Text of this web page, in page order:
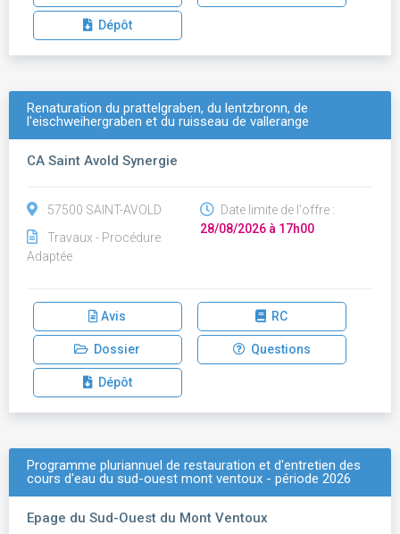
Dépôt
Renaturation du prattelgraben, du lentzbronn, de
l'eischweihergraben et du ruisseau de vallerange
CA Saint Avold Synergie
57500 SAINT-AVOLD
Travaux - Procédure
Adaptée
Date limite de l'offre :
28/08/2026 à 17h00
Avis RC
Dossier Questions
Dépôt
Programme pluriannuel de restauration et d'entretien des
cours d'eau du sud-ouest mont ventoux - période 2026
Epage du Sud-Ouest du Mont Ventoux